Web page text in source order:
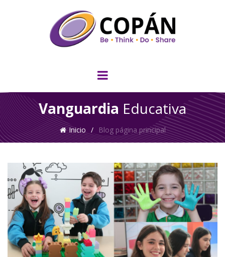
Vanguardia Educativa
Inicio / Blog página principal